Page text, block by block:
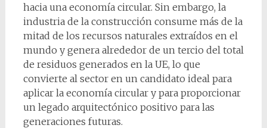
hacia una economía circular. Sin embargo, la
industria de la construcción consume más de la
mitad de los recursos naturales extraídos en el
mundo y genera alrededor de un tercio del total
de residuos generados en la UE, lo que
convierte al sector en un candidato ideal para
aplicar la economía circular y para proporcionar
un legado arquitectónico positivo para las
generaciones futuras.